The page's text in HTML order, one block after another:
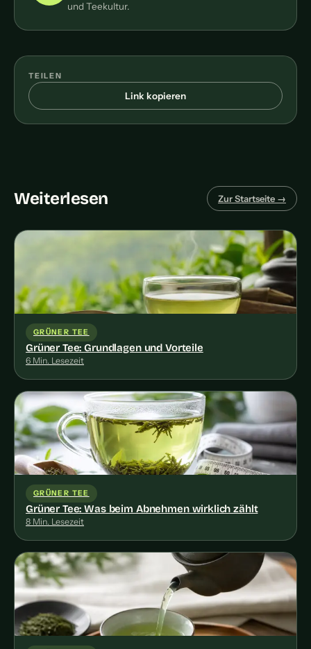
und Teekultur.
TEILEN
Link kopieren
Weiterlesen Zur Startseite →
GRÜNER TEE
Grüner Tee: Grundlagen und Vorteile
6 Min. Lesezeit
GRÜNER TEE
Grüner Tee: Was beim Abnehmen wirklich zählt
8 Min. Lesezeit